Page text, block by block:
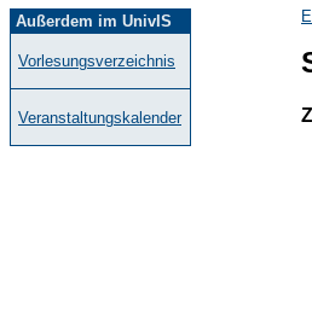
Außerdem im UnivIS
Vorlesungsverzeichnis
Veranstaltungskalender